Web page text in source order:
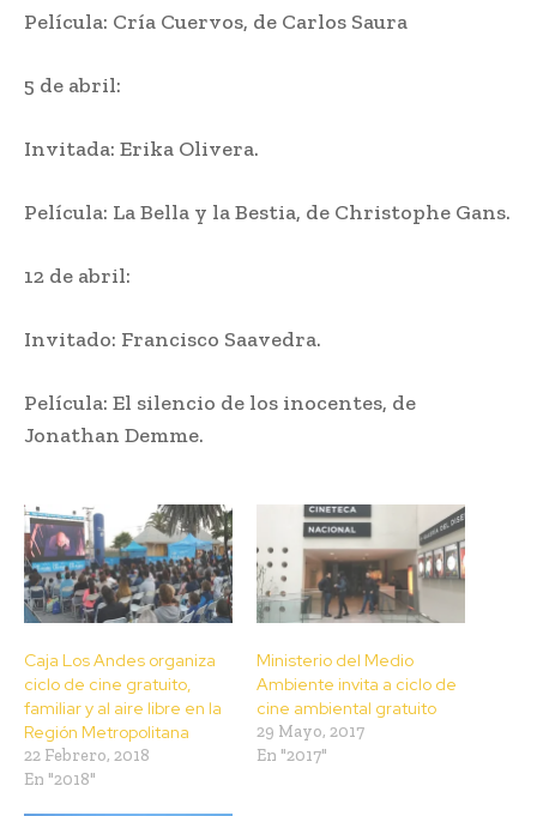
Película: Cría Cuervos, de Carlos Saura
5 de abril:
Invitada: Erika Olivera.
Película: La Bella y la Bestia, de Christophe Gans.
12 de abril:
Invitado: Francisco Saavedra.
Película: El silencio de los inocentes, de
Jonathan Demme.
Caja Los Andes organiza
ciclo de cine gratuito,
familiar y al aire libre en la
Región Metropolitana
22 Febrero, 2018
En "2018"
Ministerio del Medio
Ambiente invita a ciclo de
cine ambiental gratuito
29 Mayo, 2017
En "2017"